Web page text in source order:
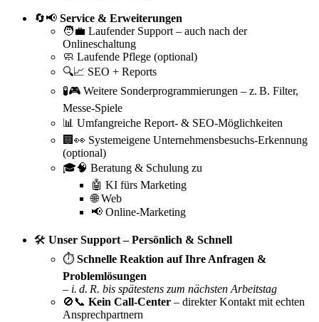
🔄📢 Service & Erweiterungen
🧑‍💼 Laufender Support – auch nach der
Onlineschaltung
🧼 Laufende Pflege (optional)
🔍📈 SEO + Reports
🧪🎮 Weitere Sonderprogrammierungen – z. B. Filter,
Messe-Spiele
📊 Umfangreiche Report- & SEO-Möglichkeiten
🏢👀 Systemeigene Unternehmensbesuchs-Erkennung
(optional)
🎓🧠 Beratung & Schulung zu
🤖 KI fürs Marketing
🌐 Web
📢 Online-Marketing
🛠️ Unser Support – Persönlich & Schnell
⏱️ Schnelle Reaktion auf Ihre Anfragen &
Problemlösungen
– i. d. R. bis spätestens zum nächsten Arbeitstag
🚫📞 Kein Call-Center – direkter Kontakt mit echten
Ansprechpartnern